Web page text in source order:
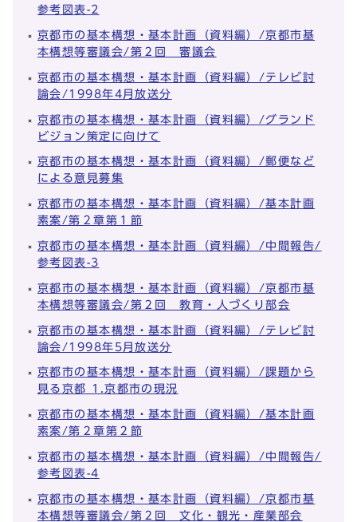
参考図表-2
京都市の基本構想・基本計画（資料編）/京都市基
本構想等審議会/第２回 審議会
京都市の基本構想・基本計画（資料編）/テレビ討
論会/1998年4月放送分
京都市の基本構想・基本計画（資料編）/グランド
ビジョン策定に向けて
京都市の基本構想・基本計画（資料編）/郵便など
による意見募集
京都市の基本構想・基本計画（資料編）/基本計画
素案/第２章第１節
京都市の基本構想・基本計画（資料編）/中間報告/
参考図表-3
京都市の基本構想・基本計画（資料編）/京都市基
本構想等審議会/第２回 教育・人づくり部会
京都市の基本構想・基本計画（資料編）/テレビ討
論会/1998年5月放送分
京都市の基本構想・基本計画（資料編）/課題から
見る京都 1.京都市の現況
京都市の基本構想・基本計画（資料編）/基本計画
素案/第２章第２節
京都市の基本構想・基本計画（資料編）/中間報告/
参考図表-4
京都市の基本構想・基本計画（資料編）/京都市基
本構想等審議会/第２回 文化・観光・産業部会